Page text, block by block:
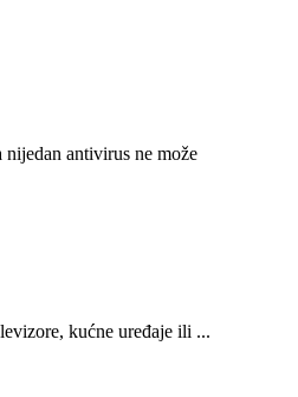
antivirus ne može
kućne uređaje ili ...